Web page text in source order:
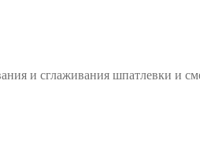
и сглаживания шпатлевки и